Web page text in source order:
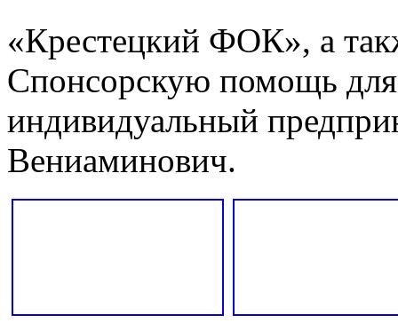
«Крестецкий ФОК», а
Спонсорскую помощь для
индивидуальный
Вениаминович.